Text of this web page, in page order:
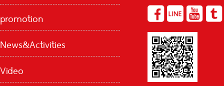
promotion
News&Activities
Video